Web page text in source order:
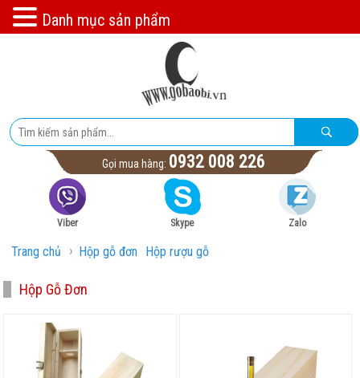
Gọi mua hàng: 0932 008 226
Viber Skype Zalo
Trang chủ › Hộp gỗ đơn Hộp rượu gỗ
Hộp Gỗ Đơn
Danh mục sản phẩm